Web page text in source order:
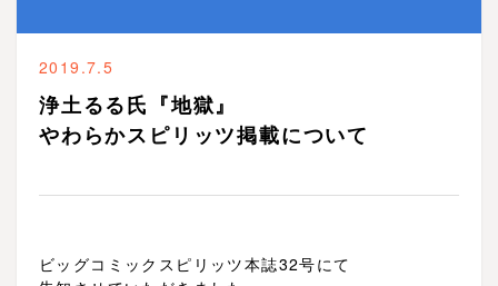
2019.7.5
浄土るる氏『地獄』
やわらかスピリッツ掲載について
ビッグコミックスピリッツ本誌32号にて